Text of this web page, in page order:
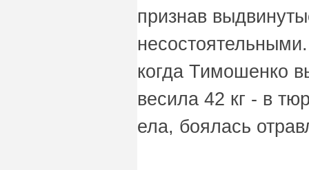
признав
когда Тимошенко
весила 42 кг - в
ела, боялась